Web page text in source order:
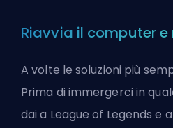
Riavvia il computer
A volte le soluzioni più
Prima di immergerci in
dai a League of Legends e